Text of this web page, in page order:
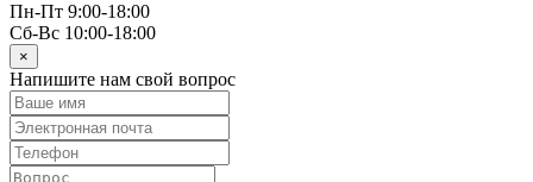
Пн-Пт 9:00-18:00
Сб-Вс 10:00-18:00
×
Напишите нам свой вопрос